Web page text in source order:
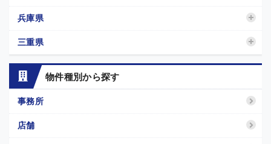
兵庫県
三重県
物件種別から探す
事務所
店舗